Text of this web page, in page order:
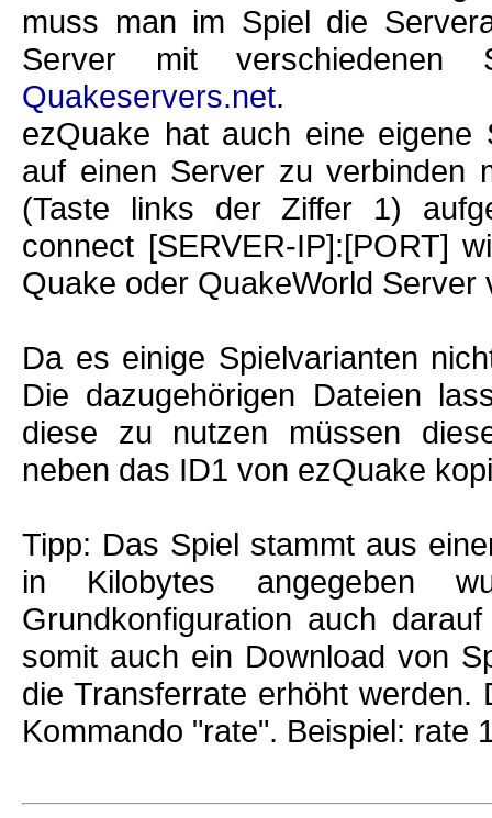
muss man im Spiel die
Server mit verschiedenen
Quakeservers.net.
ezQuake hat auch eine eigene
auf einen Server zu verbinden
(Taste links der Ziffer 1)
connect [SERVER-IP]:[PORT]
Quake oder QuakeWorld Server
Da es einige Spielvarianten
Die dazugehörigen Dateien
diese zu nutzen müssen
neben das ID1 von ezQuake
Tipp: Das Spiel stammt aus
in Kilobytes angegeben
Grundkonfiguration auch
somit auch ein Download von
die Transferrate erhöht
Kommando "rate". Beispiel: rate